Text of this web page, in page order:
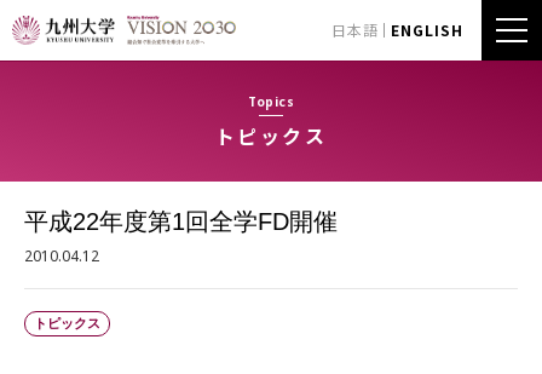
日本語 ENGLISH
Topics
トピックス
平成22年度第1回全学FD開催
2010.04.12
トピックス